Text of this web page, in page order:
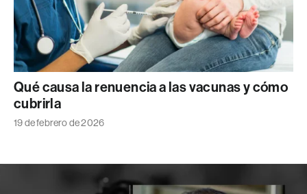
Qué causa la renuencia a las vacunas y cómo
cubrirla
19 de febrero de 2026